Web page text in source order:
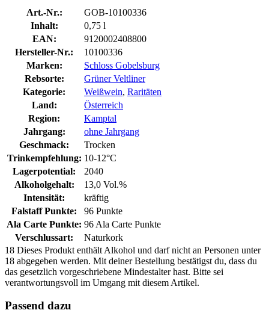
Art.-Nr.:
GOB-10100336
Inhalt:
0,75 l
EAN:
9120002408800
Hersteller-Nr.:
10100336
Marken:
Schloss Gobelsburg
Rebsorte:
Grüner Veltliner
Kategorie:
Weißwein, Raritäten
Land:
Österreich
Region:
Kamptal
Jahrgang:
ohne Jahrgang
Geschmack:
Trocken
Trinkempfehlung: 10-12°C
Lagerpotential:
2040
Alkoholgehalt:
13,0 Vol.%
Intensität:
kräftig
Falstaff Punkte:
96 Punkte
Ala Carte Punkte: 96 Ala Carte Punkte
Verschlussart:
Naturkork
18 Dieses Produkt enthält Alkohol und darf nicht an Personen unter
18 abgegeben werden. Mit deiner Bestellung bestätigst du, dass du
das gesetzlich vorgeschriebene Mindestalter hast. Bitte sei
verantwortungsvoll im Umgang mit diesem Artikel.
Passend dazu